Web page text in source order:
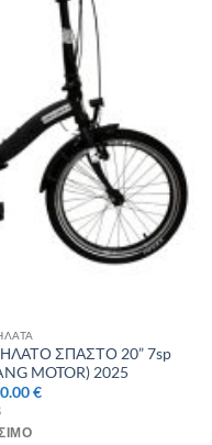
ΣΠΑΣΤΟ 20” 7sp
MOTOR) 2025
€.
€Η